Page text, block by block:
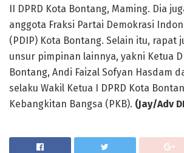
II DPRD Kota Bontang, Maming. Dia
anggota Fraksi Partai Demokrasi
(PDIP) Kota Bontang. Selain itu, rapat
unsur pimpinan lainnya, yakni Ketua
Bontang, Andi Faizal Sofyan Hasdam
selaku Wakil Ketua I DPRD Kota
Kebangkitan Bangsa (PKB). (Jay/Adv